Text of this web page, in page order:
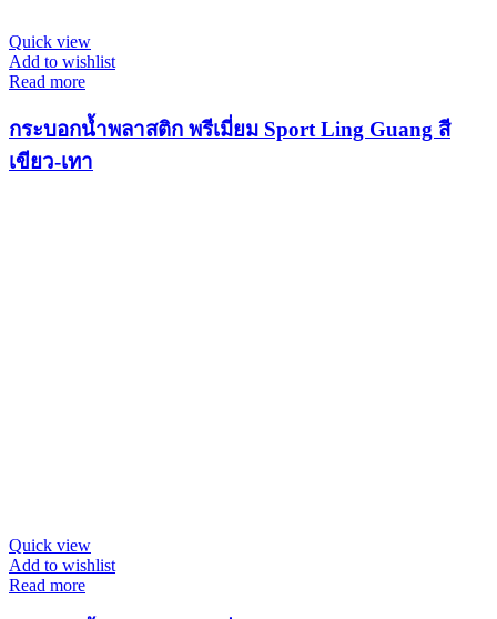
Quick view
Add to wishlist
Read more
กระบอกน้ำพลาสติก พรีเมี่ยม Sport Ling Guang สี
เขียว-เทา
Quick view
Add to wishlist
Read more